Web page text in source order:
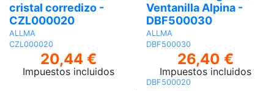
cristal corredizo -
CZL000020
ALLMA
CZL000020
20,44 €
Impuestos incluidos
Ventanilla Alpina -
DBF500030
ALLMA
DBF500030
26,40 €
Impuestos incluidos
DBF500020